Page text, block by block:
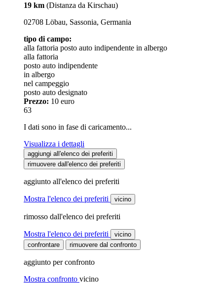
19 km (Distanza da Kirschau)
02708 Löbau, Sassonia, Germania
tipo di campo:
alla fattoria posto auto indipendente in albergo
alla fattoria
posto auto indipendente
in albergo
nel campeggio
posto auto designato
Prezzo: 10 euro
63
I dati sono in fase di caricamento...
Visualizza i dettagli
aggiungi all'elenco dei preferiti
rimuovere dall'elenco dei preferiti
aggiunto all'elenco dei preferiti
Mostra l'elenco dei preferiti vicino
rimosso dall'elenco dei preferiti
Mostra l'elenco dei preferiti
vicino
confrontare
rimuovere dal confronto
aggiunto per confronto
Mostra confronto vicino